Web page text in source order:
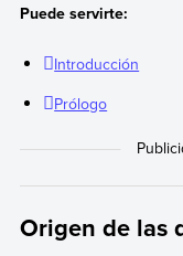
Puede servirte:
Introducción
Prólogo
Origen de las